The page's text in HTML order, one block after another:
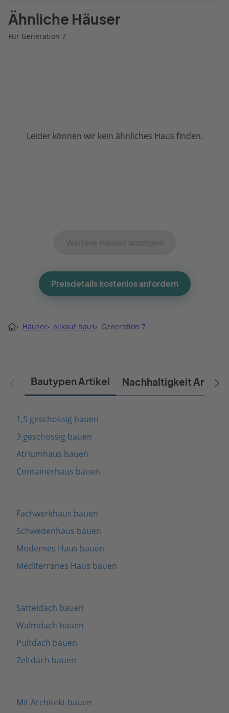
Ähnliche Häuser
Für Generation 7
Leider können wir kein ähnliches Haus finden.
Preisdetails kostenlos anfordern
› Häuser› allkauf haus› Generation 7
Bautypen Artikel Nachhaltigkeit Artikel
1,5 geschossig bauen
3 geschossig bauen
Atriumhaus bauen
Containerhaus bauen
Fachwerkhaus bauen
Schwedenhaus bauen
Modernes Haus bauen
Mediterranes Haus bauen
Satteldach bauen
Walmdach bauen
Pultdach bauen
Zeltdach bauen
Mit Architekt bauen